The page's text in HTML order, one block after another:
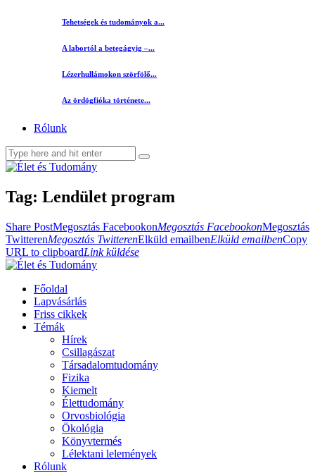
Tehetségek és tudományok a...
A labortól a betegágyig –...
Lézerhullámokon szörfölő...
Az ördögfióka története...
Rólunk
Tag: Lendület program
Share PostMegosztás FacebookonMegosztás FacebookonMegosztás
TwitterenMegosztás TwitterenElküld emailbenElküld emailbenCopy
URL to clipboardLink küldése
Főoldal
Lapvásárlás
Friss cikkek
Témák
Hírek
Csillagászat
Társadalomtudomány
Fizika
Kiemelt
Élettudomány
Orvosbiológia
Ökológia
Könyvtermés
Lélektani lelemények
Rólunk